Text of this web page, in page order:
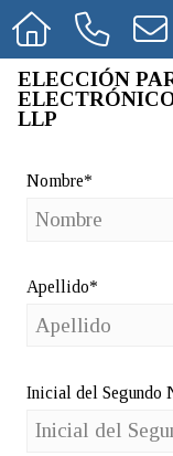
ELECCIÓN
LLP
Nombre*
Apellido*
Inicial del Segundo